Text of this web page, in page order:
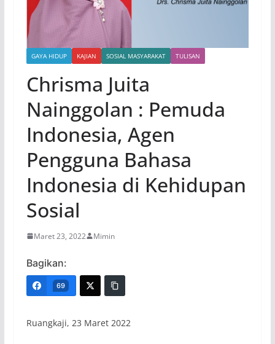
GAYA HIDUP KAJIAN SOSIAL MASYARAKAT TULISAN
Chrisma Juita
Nainggolan : Pemuda
Indonesia, Agen
Pengguna Bahasa
Indonesia di Kehidupan
Sosial
Maret 23, 2022 Mimin
Bagikan:
69
Ruangkaji, 23 Maret 2022